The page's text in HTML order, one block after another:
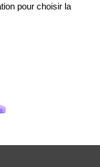
pour choisir la